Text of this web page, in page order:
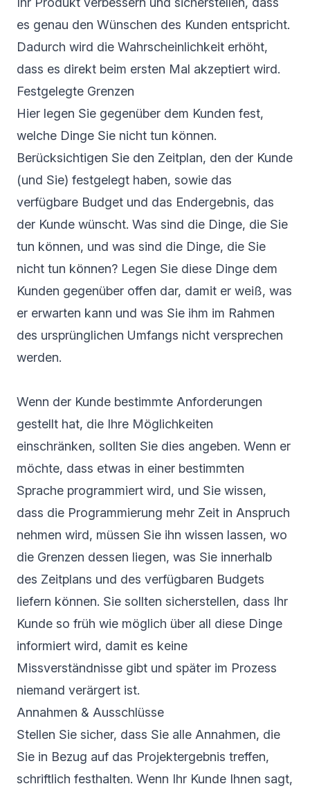
es genau den Wünschen des Kunden entspricht.
Dadurch wird die Wahrscheinlichkeit erhöht,
dass es direkt beim ersten Mal akzeptiert wird.
Festgelegte Grenzen
Hier legen Sie gegenüber dem Kunden fest,
welche Dinge Sie nicht tun können.
Berücksichtigen Sie den Zeitplan, den der Kunde
(und Sie) festgelegt haben, sowie das
verfügbare Budget und das Endergebnis, das
der Kunde wünscht. Was sind die Dinge, die Sie
tun können, und was sind die Dinge, die Sie
nicht tun können? Legen Sie diese Dinge dem
Kunden gegenüber offen dar, damit er weiß, was
er erwarten kann und was Sie ihm im Rahmen
des ursprünglichen Umfangs nicht versprechen
werden.
Wenn der Kunde bestimmte Anforderungen
gestellt hat, die Ihre Möglichkeiten
einschränken, sollten Sie dies angeben. Wenn er
möchte, dass etwas in einer bestimmten
Sprache programmiert wird, und Sie wissen,
dass die Programmierung mehr Zeit in Anspruch
nehmen wird, müssen Sie ihn wissen lassen, wo
die Grenzen dessen liegen, was Sie innerhalb
des Zeitplans und des verfügbaren Budgets
liefern können. Sie sollten sicherstellen, dass Ihr
Kunde so früh wie möglich über all diese Dinge
informiert wird, damit es keine
Missverständnisse gibt und später im Prozess
niemand verärgert ist.
Annahmen & Ausschlüsse
Stellen Sie sicher, dass Sie alle Annahmen, die
Sie in Bezug auf das Projektergebnis treffen,
schriftlich festhalten. Wenn Ihr Kunde Ihnen sagt,